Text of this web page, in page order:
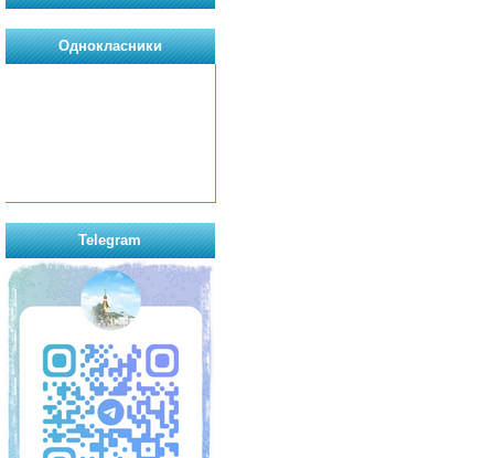
Однокласники
Telegram